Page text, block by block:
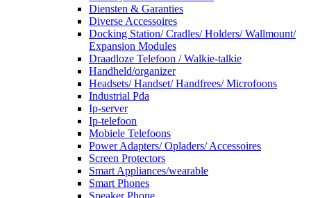
Diensten & Garanties
Diverse Accessoires
Docking Station/ Cradles/ Holders/ Wallmount/
Expansion Modules
Draadloze Telefoon / Walkie-talkie
Handheld/organizer
Headsets/ Handset/ Handfrees/ Microfoons
Industrial Pda
Ip-server
Ip-telefoon
Mobiele Telefoons
Power Adapters/ Opladers/ Accessoires
Screen Protectors
Smart Appliances/wearable
Smart Phones
Speaker Phone